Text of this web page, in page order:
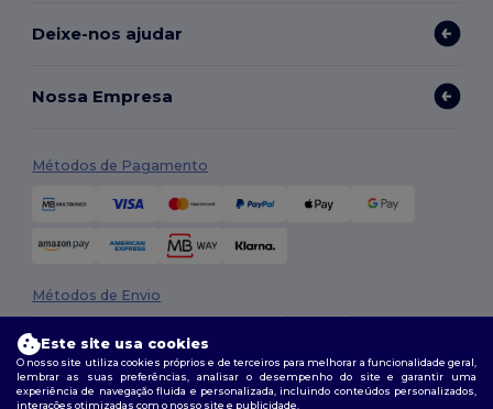
Deixe-nos ajudar
Nossa Empresa
Métodos de Pagamento
Métodos de Envio
Este site usa cookies
O nosso site utiliza cookies próprios e de terceiros para melhorar a funcionalidade geral,
lembrar as suas preferências, analisar o desempenho do site e garantir uma
experiência de navegação fluida e personalizada, incluindo conteúdos personalizados,
interações otimizadas com o nosso site e publicidade.